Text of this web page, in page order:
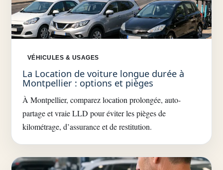
VÉHICULES & USAGES
La Location de voiture longue durée à
Montpellier : options et pièges
À Montpellier, comparez location prolongée, auto-
partage et vraie LLD pour éviter les pièges de
kilométrage, d’assurance et de restitution.